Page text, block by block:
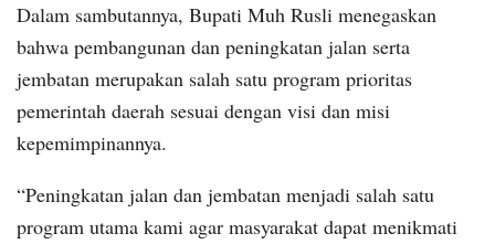
Dalam sambutannya, Bupati Muh Rusli menegaskan
bahwa pembangunan dan peningkatan jalan serta
jembatan merupakan salah satu program prioritas
pemerintah daerah sesuai dengan visi dan misi
kepemimpinannya.
“Peningkatan jalan dan jembatan menjadi salah satu
program utama kami agar masyarakat dapat menikmati